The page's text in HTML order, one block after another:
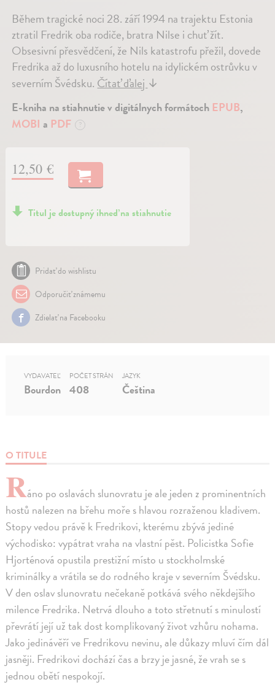
Během tragické noci 28. září 1994 na trajektu Estonia
ztratil Fredrik oba rodiče, bratra Nilse i chuť žít.
Obsesivní přesvědčení, že Nils katastrofu přežil, dovede
Fredrika až do luxusního hotelu na idylickém ostrůvku v
severním Švédsku.Čítať ďalej↓
E-kniha na stiahnutie v digitálnych formátoch EPUB,
MOBI a PDF ?
12,50 €
Titul je dostupný ihneď na stiahnutie
Pridať do wishlistu
Odporučiť známemu
Zdielať na Facebooku
O TITULE
Ráno po oslavách slunovratu je ale jeden z prominentních
hostů nalezen na břehu moře s hlavou rozraženou kladivem.
Stopy vedou právě k Fredrikovi, kterému zbývá jediné
východisko: vypátrat vraha na vlastní pěst. Policistka Sofie
Hjorténová opustila prestižní místo u stockholmské
kriminálky a vrátila se do rodného kraje v severním Švédsku.
V den oslav slunovratu nečekaně potkává svého někdejšího
milence Fredrika. Netrvá dlouho a toto střetnutí s minulostí
převrátí její už tak dost komplikovaný život vzhůru nohama.
Jako jedinávěří ve Fredrikovu nevinu, ale důkazy mluví čím dál
jasněji. Fredrikovi dochází čas a brzy je jasné, že vrah se s
jednou obětí nespokojí.
VYDAVATEĽ
Bourdon
POČET STRÁN
408
JAZYK
Čeština